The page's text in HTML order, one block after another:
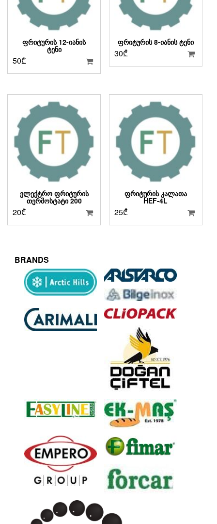
ᲤᲠᲘᲢᲣᲠᲘᲡ 12-ᲘᲐᲜᲘᲡ
ᲢᲔᲜᲘ
50₾
ᲤᲠᲘᲢᲣᲠᲘᲡ 8-ᲘᲐᲜᲘᲡ ᲢᲔᲜᲘ
30₾
ᲔᲚᲔᲥᲢᲠᲝ ᲤᲠᲘᲢᲣᲠᲘᲡ
ᲗᲔᲠᲛᲝᲡᲢᲐᲢᲘ 200
20₾
ᲤᲠᲘᲢᲣᲠᲘᲡ ᲙᲐᲚᲐᲗᲐ
HEF-4L
25₾
BRANDS